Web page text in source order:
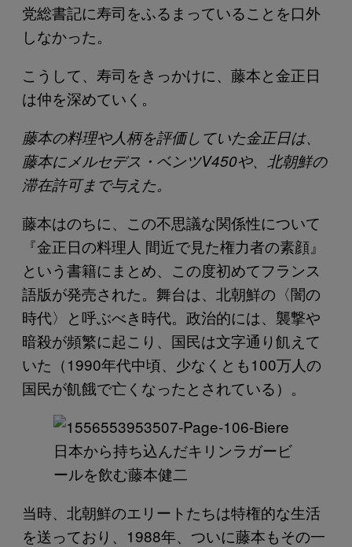
党総書記に寿司をふるまっていることを口外
しなかった。
こうして、寿司をきっかけに、藤本と金正日
は仲を深めていく。
藤本の料理や人柄を評価していた金正日は、
藤本にメルセデス・ベンツV450や、北朝鮮の
滞在許可まで与えた。
藤本はのちに、この不思議な関係性について
『金正日の料理人 間近で見た権力者の素顔』
という書籍にまとめ、この度初めてフランス
語版が発売された。舞台は、北朝鮮の〈闇の
時代〉と呼ぶべき時代。政治的には、襲撃や
暗殺が頻繁に起こり、国民は文字通り飢えて
いた（1990年代中頃、少なくとも100万人の
国民が飢餓で亡くなったとされている）。
日本から持ち込んだキリンラガービ
ールを飲む藤本健二
当時、北朝鮮のエリートたちは特権的な生活
を送っており、1988年、ついに藤本もその一